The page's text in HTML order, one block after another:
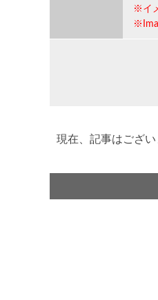
※イ
現在、記事はござい